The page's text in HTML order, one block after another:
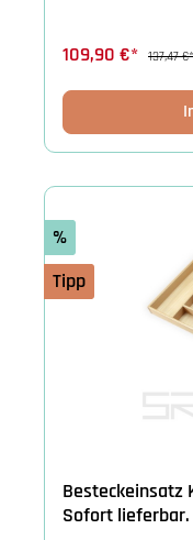
109,90 €* 137,47 €*
%
Tipp
Besteckeinsatz
Sofort lieferbar.